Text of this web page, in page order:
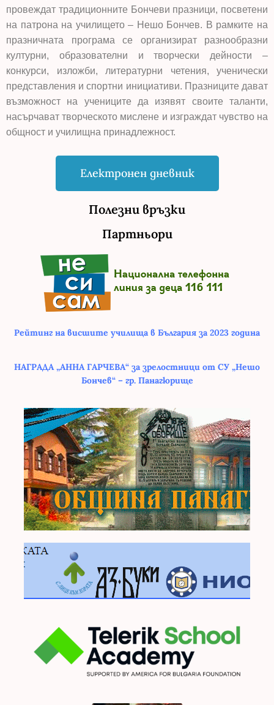
провеждат традиционните Бончеви празници, посветени
на патрона на училището – Нешо Бончев. В рамките на
празничната програма се организират разнообразни
културни, образователни и творчески дейности –
конкурси, изложби, литературни четения, ученически
представления и спортни инициативи. Празниците дават
възможност на учениците да изявят своите таланти,
насърчават творческото мислене и изграждат чувство на
общност и училищна принадлежност.
Електронен дневник
Полезни връзки
Партньори
Рейтинг на висшите училища в България за 2023 година
НАГРАДА „АННА ГАРЧЕВА“ за зрелостници от СУ „Нешо
Бончев“ – гр. Панагюрище